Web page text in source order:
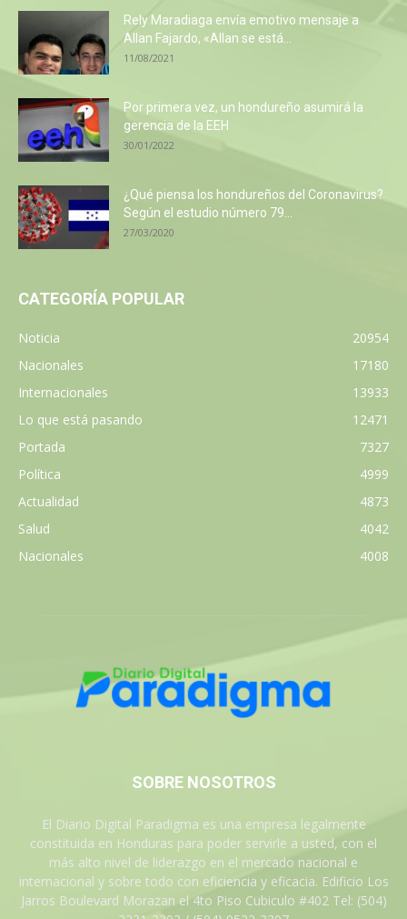
Rely Maradiaga envía emotivo mensaje a
Allan Fajardo, «Allan se está...
11/08/2021
Por primera vez, un hondureño asumirá la
gerencia de la EEH
30/01/2022
¿Qué piensa los hondureños del Coronavirus?
Según el estudio número 79...
27/03/2020
CATEGORÍA POPULAR
Noticia
20954
Nacionales
17180
Internacionales
13933
Lo que está pasando
12471
Portada
7327
Política
4999
Actualidad
4873
Salud
4042
Nacionales
4008
SOBRE NOSOTROS
El Diario Digital Paradigma es una empresa legalmente
constituida en Honduras para poder servirle a usted, con el
más alto nivel de liderazgo en el mercado nacional e
internacional y sobre todo con eficiencia y eficacia. Edificio Los
Jarros Boulevard Morazan el 4to Piso Cubiculo #402 Tel: (504)